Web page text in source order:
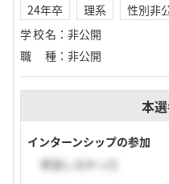
24年卒 理系
性別非
学校名 ： 非公開
職種 ： 非公開
本
インターンシップの参加
参加しなかった